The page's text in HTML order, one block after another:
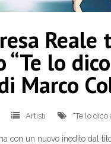
lo
Marco
Artisti “Te lo dico
con un nuovo inedito dal